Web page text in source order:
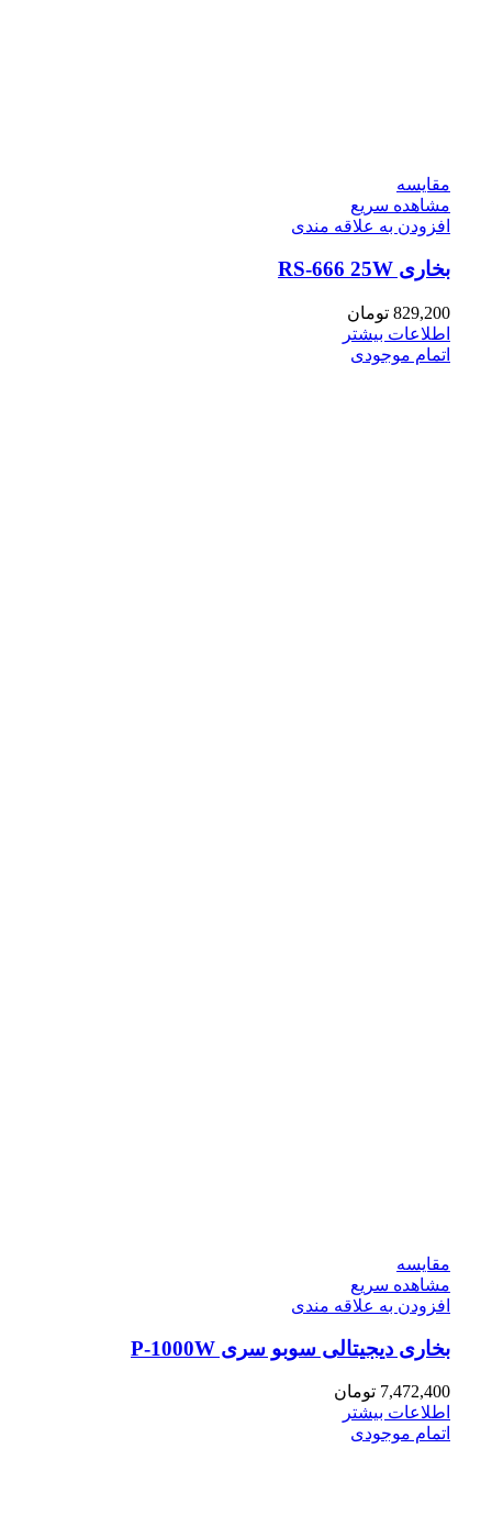
مقایسه
مشاهده سریع
افزودن به علاقه مندی
بخاری RS-666 25W
829,200 تومان
اطلاعات بیشتر
اتمام موجودی
مقایسه
مشاهده سریع
افزودن به علاقه مندی
بخاری دیجیتالی سوبو سری P-1000W
7,472,400 تومان
اطلاعات بیشتر
اتمام موجودی